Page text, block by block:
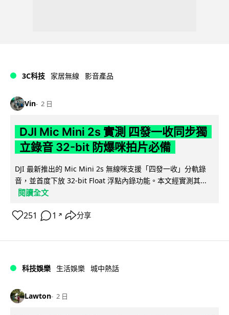
3C科技 家居無線 影音產品
Vin 2 日
DJI Mic Mini 2s 實測 四發一收同步獨
立錄音 32-bit 防爆咪拍片必備
DJI 最新推出的 Mic Mini 2s 無線咪支援「四發一收」分軌錄
音，並首度下放 32-bit Float 浮點內錄功能。本文經實測其...
閱讀全文
251 1 ↗ 分享
科技娛樂 生活娛樂 城中熱話
Lawton 2 日